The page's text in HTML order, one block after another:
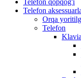
Telefon
Orqa
Telefon